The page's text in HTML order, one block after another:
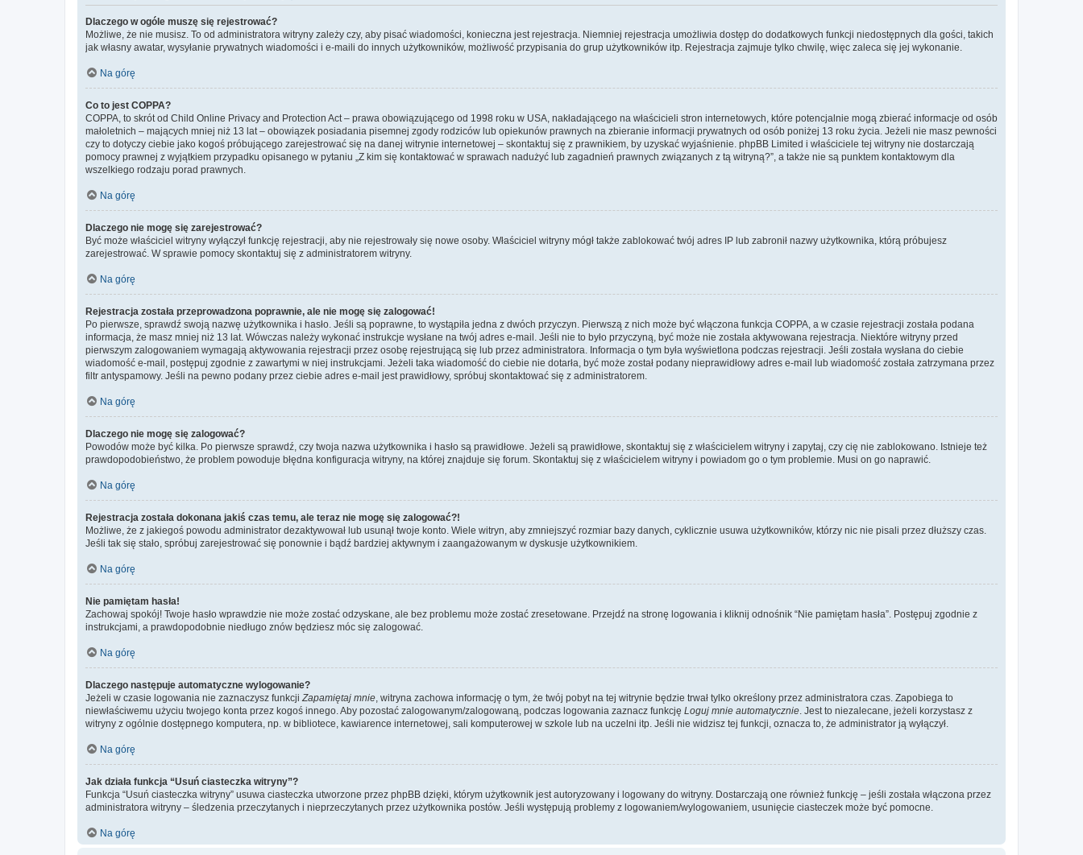
Dlaczego w ogóle muszę się rejestrować?
Możliwe, że nie musisz. To od administratora witryny zależy czy, aby pisać wiadomości, konieczna jest rejestracja. Niemniej rejestracja umożliwia dostęp do dodatkowych funkcji niedostępnych dla gości, takich
jak własny awatar, wysyłanie prywatnych wiadomości i e-maili do innych użytkowników, możliwość przypisania do grup użytkowników itp. Rejestracja zajmuje tylko chwilę, więc zaleca się jej wykonanie.
Na górę
Co to jest COPPA?
COPPA, to skrót od Child Online Privacy and Protection Act – prawa obowiązującego od 1998 roku w USA, nakładającego na właścicieli stron internetowych, które potencjalnie mogą zbierać informacje od osób
małoletnich – mających mniej niż 13 lat – obowiązek posiadania pisemnej zgody rodziców lub opiekunów prawnych na zbieranie informacji prywatnych od osób poniżej 13 roku życia. Jeżeli nie masz pewności
czy to dotyczy ciebie jako kogoś próbującego zarejestrować się na danej witrynie internetowej – skontaktuj się z prawnikiem, by uzyskać wyjaśnienie. phpBB Limited i właściciele tej witryny nie dostarczają
pomocy prawnej z wyjątkiem przypadku opisanego w pytaniu „Z kim się kontaktować w sprawach nadużyć lub zagadnień prawnych związanych z tą witryną?”, a także nie są punktem kontaktowym dla
wszelkiego rodzaju porad prawnych.
Na górę
Dlaczego nie mogę się zarejestrować?
Być może właściciel witryny wyłączył funkcję rejestracji, aby nie rejestrowały się nowe osoby. Właściciel witryny mógł także zablokować twój adres IP lub zabronił nazwy użytkownika, którą próbujesz
zarejestrować. W sprawie pomocy skontaktuj się z administratorem witryny.
Na górę
Rejestracja została przeprowadzona poprawnie, ale nie mogę się zalogować!
Po pierwsze, sprawdź swoją nazwę użytkownika i hasło. Jeśli są poprawne, to wystąpiła jedna z dwóch przyczyn. Pierwszą z nich może być włączona funkcja COPPA, a w czasie rejestracji została podana
informacja, że masz mniej niż 13 lat. Wówczas należy wykonać instrukcje wysłane na twój adres e-mail. Jeśli nie to było przyczyną, być może nie została aktywowana rejestracja. Niektóre witryny przed
pierwszym zalogowaniem wymagają aktywowania rejestracji przez osobę rejestrującą się lub przez administratora. Informacja o tym była wyświetlona podczas rejestracji. Jeśli została wysłana do ciebie
wiadomość e-mail, postępuj zgodnie z zawartymi w niej instrukcjami. Jeżeli taka wiadomość do ciebie nie dotarła, być może został podany nieprawidłowy adres e-mail lub wiadomość została zatrzymana przez
filtr antyspamowy. Jeśli na pewno podany przez ciebie adres e-mail jest prawidłowy, spróbuj skontaktować się z administratorem.
Na górę
Dlaczego nie mogę się zalogować?
Powodów może być kilka. Po pierwsze sprawdź, czy twoja nazwa użytkownika i hasło są prawidłowe. Jeżeli są prawidłowe, skontaktuj się z właścicielem witryny i zapytaj, czy cię nie zablokowano. Istnieje też
prawdopodobieństwo, że problem powoduje błędna konfiguracja witryny, na której znajduje się forum. Skontaktuj się z właścicielem witryny i powiadom go o tym problemie. Musi on go naprawić.
Na górę
Rejestracja została dokonana jakiś czas temu, ale teraz nie mogę się zalogować?!
Możliwe, że z jakiegoś powodu administrator dezaktywował lub usunął twoje konto. Wiele witryn, aby zmniejszyć rozmiar bazy danych, cyklicznie usuwa użytkowników, którzy nic nie pisali przez dłuższy czas.
Jeśli tak się stało, spróbuj zarejestrować się ponownie i bądź bardziej aktywnym i zaangażowanym w dyskusje użytkownikiem.
Na górę
Nie pamiętam hasła!
Zachowaj spokój! Twoje hasło wprawdzie nie może zostać odzyskane, ale bez problemu może zostać zresetowane. Przejdź na stronę logowania i kliknij odnośnik “Nie pamiętam hasła”. Postępuj zgodnie z
instrukcjami, a prawdopodobnie niedługo znów będziesz móc się zalogować.
Na górę
Dlaczego następuje automatyczne wylogowanie?
Jeżeli w czasie logowania nie zaznaczysz funkcji Zapamiętaj mnie , witryna zachowa informację o tym, że twój pobyt na tej witrynie będzie trwał tylko określony przez administratora czas. Zapobiega to
niewłaściwemu użyciu twojego konta przez kogoś innego. Aby pozostać zalogowanym/zalogowaną, podczas logowania zaznacz funkcję Loguj mnie automatycznie . Jest to niezalecane, jeżeli korzystasz z
witryny z ogólnie dostępnego komputera, np. w bibliotece, kawiarence internetowej, sali komputerowej w szkole lub na uczelni itp. Jeśli nie widzisz tej funkcji, oznacza to, że administrator ją wyłączył.
Na górę
Jak działa funkcja “Usuń ciasteczka witryny”?
Funkcja “Usuń ciasteczka witryny” usuwa ciasteczka utworzone przez phpBB dzięki, którym użytkownik jest autoryzowany i logowany do witryny. Dostarczają one również funkcję – jeśli została włączona przez
administratora witryny – śledzenia przeczytanych i nieprzeczytanych przez użytkownika postów. Jeśli występują problemy z logowaniem/wylogowaniem, usunięcie ciasteczek może być pomocne.
Na górę